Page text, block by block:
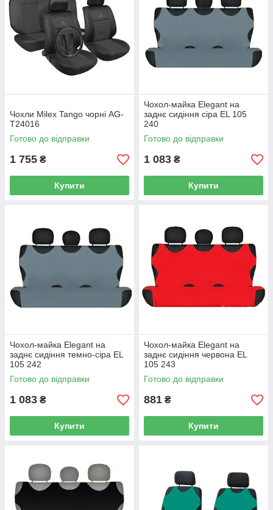
Чохли Milex Tango чорні AG-
T24016
Готово до відправки
1 755 ₴
Купити
Чохол-майка Elegant на
заднє сидіння сіра EL 105
240
Готово до відправки
1 083 ₴
Купити
Чохол-майка Elegant на
заднє сидіння темно-сіра EL
105 242
Готово до відправки
1 083 ₴
Купити
Чохол-майка Elegant на
заднє сидіння червона EL
105 243
Готово до відправки
881 ₴
Купити